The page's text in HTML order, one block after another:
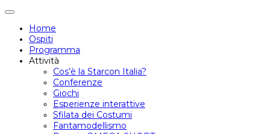
Attiva/disattiva
navigazione
Home
Ospiti
Programma
Attività
Cos’è la Starcon Italia?
Conferenze
Giochi
Esperienze interattive
Sfilata dei Costumi
Fantamodellismo